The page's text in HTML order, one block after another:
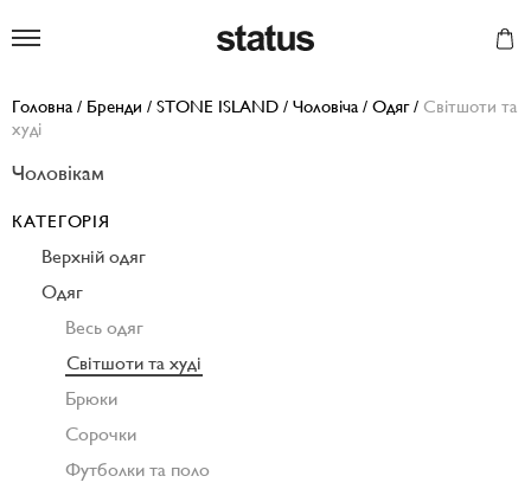
Головна / Бренди / STONE ISLAND / Чоловіча / Одяг/ Світшоти та
худі
Чоловікам
КАТЕГОРІЯ
Верхній одяг
Одяг
Весь одяг
Світшоти та худі
Брюки
Сорочки
Футболки та поло